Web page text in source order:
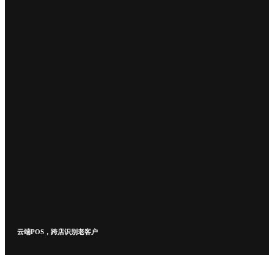
云端POS，跨店识别老客户